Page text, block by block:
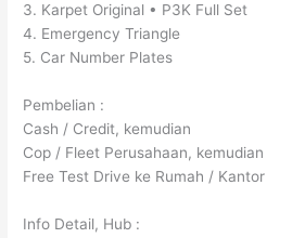
3. Karpet Original • P3K Full Set
4. Emergency Triangle
5. Car Number Plates
Pembelian :
Cash / Credit, kemudian
Cop / Fleet Perusahaan, kemudian
Free Test Drive ke Rumah / Kantor
Info Detail, Hub :